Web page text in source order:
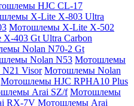
HJC CL-17
X-Lite X-803 Ultra
Мотошлемы X-Lite X-502
403 Gt Ultra Carbon
Nolan N70-2 Gt
Nolan N53 Мотошлемы
Visor Мотошлемы Nolan
Мотошлемы HJC RPHA10 Plus
Arai SZ/f Мотошлемы
RX-7V Мотошлемы Arai